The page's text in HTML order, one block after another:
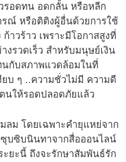
รอดทน อดกลั้น หรือหลีก
รณ์ หรือติติงผู้อื่นด้วยการใช้
าวร้าว เพราะมีโอกาสสูงที่
งรวดเร็ว สำหรับมนุษย์เงิน
กับสภาพแวดล้อมในที่
ยบ ๆ ..ความชั่วไม่มี ความดี
นให้รอดปลอดภัยแล้ว
ลม โดยเฉพาะคำยุแหย่จาก
ซุบซิบนินทาจากสื่อออนไลน์
ยะนี้ ถึงจะรักษาสัมพันธ์รัก